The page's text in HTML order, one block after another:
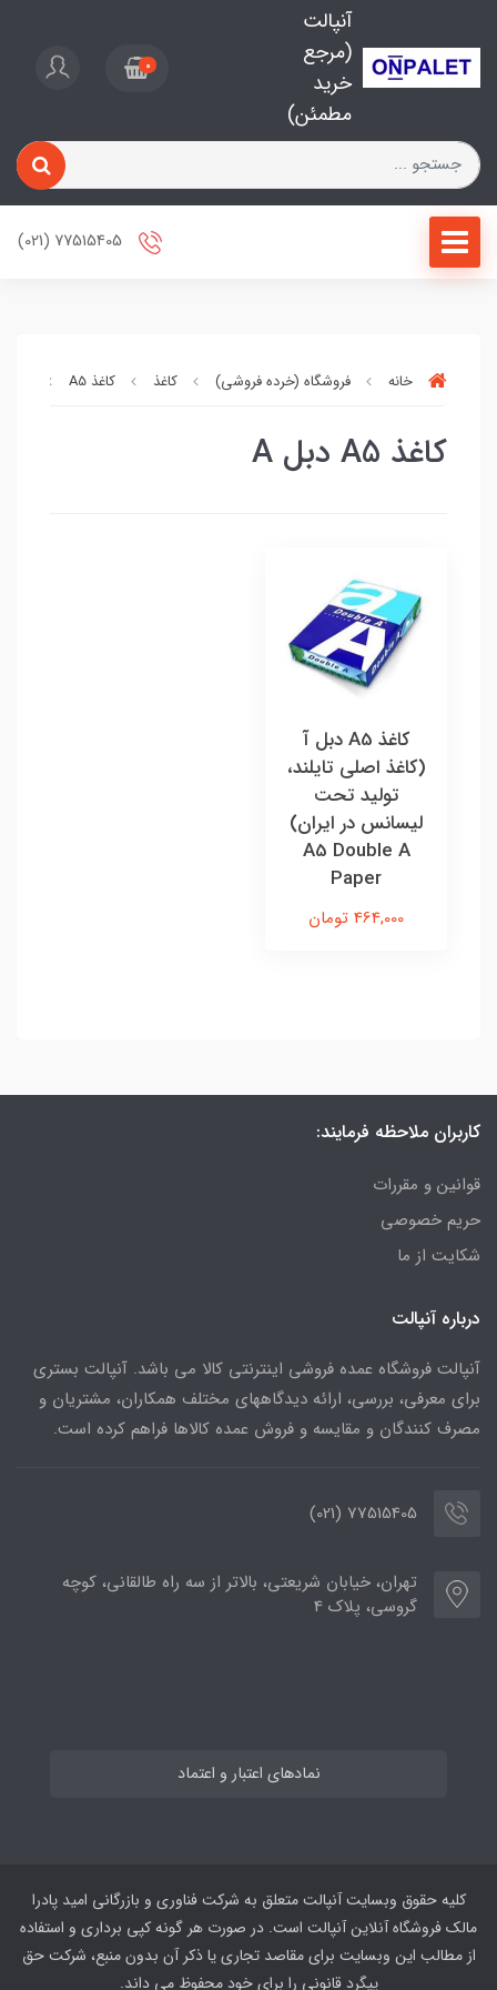
آنپالت
(مرجع
خرید
مطمئن)
0
خانه فروشگاه (خرده فروشی) کاغذ کاغذ A5
کاغذ A5 دبل A
کاغذ A5 دبل آ
(کاغذ اصلی تایلند،
تولید تحت
لیسانس در ایران)
A5 Double A
Paper
464,000 تومان
کاربران ملاحظه فرمایند:
قوانین و مقررات
حریم خصوصی
شکایت از ما
درباره آنپالت
آنپالت فروشگاه عمده فروشی اینترنتی کالا می باشد. آنپالت بستری
برای معرفی، بررسی، ارائه دیدگاههای مختلف همکاران، مشتریان و
مصرف کنندگان و مقایسه و فروش عمده کالاها فراهم کرده است.
77515405 (021)
تهران، خیابان شریعتی، بالاتر از سه راه طالقانی، کوچه
گروسی، پلاک 4
نمادهای اعتبار و اعتماد
کلیه حقوق وبسایت آنپالت متعلق به شرکت فناوری و بازرگانی امید پادرا
مالک فروشگاه آنلاین آنپالت است. در صورت هر گونه کپی برداری و استفاده
از مطالب این وبسایت برای مقاصد تجاری یا ذکر آن بدون منبع، شرکت حق
پیگرد قانونی را برای خود محفوظ می داند.